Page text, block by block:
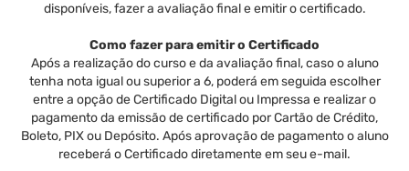
disponíveis, fazer a avaliação final e emitir o certificado.
Como fazer para emitir o Certificado
Após a realização do curso e da avaliação final, caso o aluno
tenha nota igual ou superior a 6, poderá em seguida escolher
entre a opção de Certificado Digital ou Impressa e realizar o
pagamento da emissão de certificado por Cartão de Crédito,
Boleto, PIX ou Depósito. Após aprovação de pagamento o aluno
receberá o Certificado diretamente em seu e-mail.